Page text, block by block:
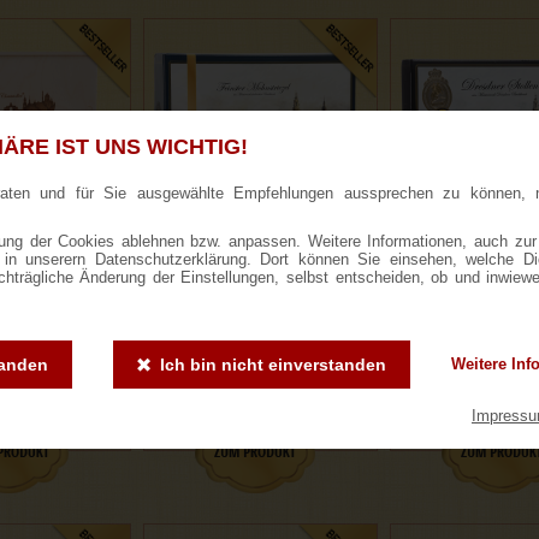
IST UNS WICHTIG!
und für Sie ausgewählte Empfehlungen aussprechen zu können,
der Cookies ablehnen bzw. anpassen. Weitere Informationen, auch
unserern Datenschutzerklärung. Dort können Sie einsehen, welche
Änderung der Einstellungen, selbst entscheiden, ob und
Ich bin nicht einverstanden Weitere
Stollen® in
700g Feinster Mohnstriezel
im Geschenkkarton
1000g Dresdner